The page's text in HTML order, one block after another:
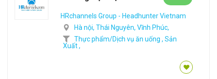
HRchannels Group - Headhunter Vietnam
Hà nội, Thái Nguyên, Vĩnh Phúc,
Thực phẩm/Dịch vụ ăn uống , Sản
Xuất ,